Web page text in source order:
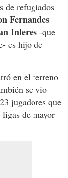
de refugiados
Fernandes
Inleres -que
es hijo de
en el terreno
se vio
jugadores que
de mayor